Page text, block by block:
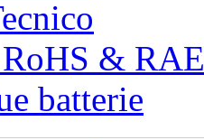
&
batterie